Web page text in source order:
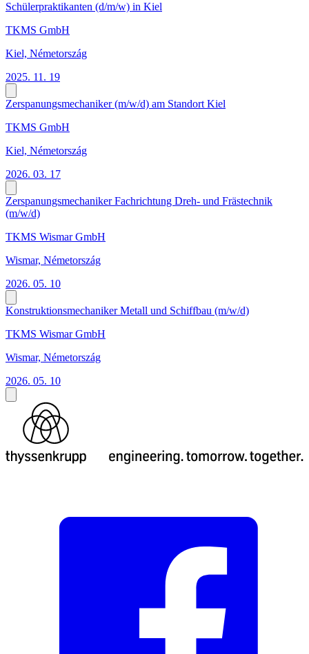
Schülerpraktikanten (d/m/w) in Kiel
TKMS GmbH
Kiel, Németország
2025. 11. 19
Zerspanungsmechaniker (m/w/d) am Standort Kiel
TKMS GmbH
Kiel, Németország
2026. 03. 17
Zerspanungsmechaniker Fachrichtung Dreh- und Frästechnik
(m/w/d)
TKMS Wismar GmbH
Wismar, Németország
2026. 05. 10
Konstruktionsmechaniker Metall und Schiffbau (m/w/d)
TKMS Wismar GmbH
Wismar, Németország
2026. 05. 10